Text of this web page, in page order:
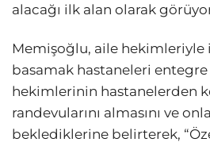
alacağı ilk alan olarak
Memişoğlu, aile hekimleriyle
basamak hastaneleri
hekimlerinin hastanelerden
randevularını almasını ve
beklediklerine belirterek,